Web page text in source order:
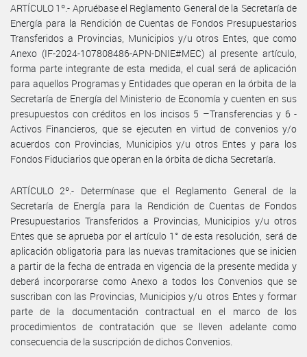
ARTÍCULO 1º.- Apruébase el Reglamento General de la Secretaría de
Energía para la Rendición de Cuentas de Fondos Presupuestarios
Transferidos a Provincias, Municipios y/u otros Entes, que como
Anexo (IF-2024-107808486-APN-DNIE#MEC) al presente artículo,
forma parte integrante de esta medida, el cual será de aplicación
para aquellos Programas y Entidades que operan en la órbita de la
Secretaría de Energía del Ministerio de Economía y cuenten en sus
presupuestos con créditos en los incisos 5 –Transferencias y 6 -
Activos Financieros, que se ejecuten en virtud de convenios y/o
acuerdos con Provincias, Municipios y/u otros Entes y para los
Fondos Fiduciarios que operan en la órbita de dicha Secretaría.
ARTÍCULO 2º.- Determínase que el Reglamento General de la
Secretaría de Energía para la Rendición de Cuentas de Fondos
Presupuestarios Transferidos a Provincias, Municipios y/u otros
Entes que se aprueba por el artículo 1° de esta resolución, será de
aplicación obligatoria para las nuevas tramitaciones que se inicien
a partir de la fecha de entrada en vigencia de la presente medida y
deberá incorporarse como Anexo a todos los Convenios que se
suscriban con las Provincias, Municipios y/u otros Entes y formar
parte de la documentación contractual en el marco de los
procedimientos de contratación que se lleven adelante como
consecuencia de la suscripción de dichos Convenios.